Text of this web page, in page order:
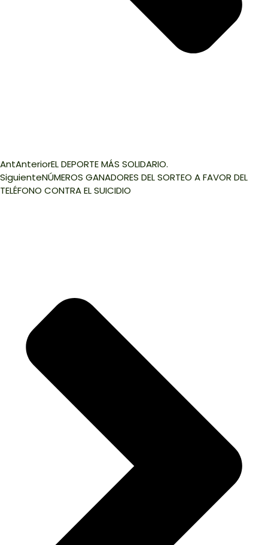
AntAnteriorEL DEPORTE MÁS SOLIDARIO.
SiguienteNÚMEROS GANADORES DEL SORTEO A FAVOR DEL
TELÉFONO CONTRA EL SUICIDIO